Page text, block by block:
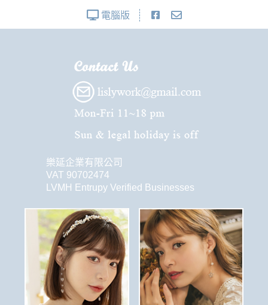
電腦版
樂延企業有限公司
VAT 90702474
LVMH Entrupy Verified Businesses